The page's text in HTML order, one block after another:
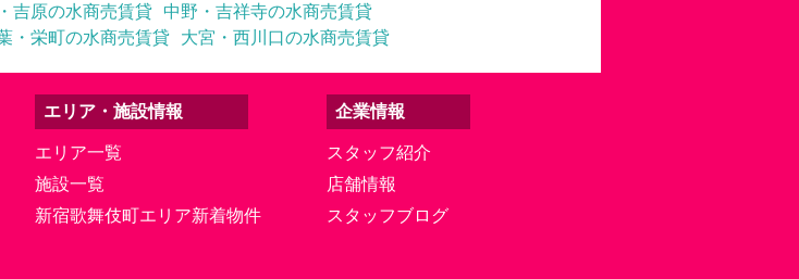
吉原の水商売賃貸 中野・吉祥寺の水商売賃貸
・栄町の水商売賃貸 大宮・西川口の水商売賃貸
エリア・施設情報
エリア一覧
施設一覧
新宿歌舞伎町エリア新着物件
企業情報
スタッフ紹介
店舗情報
スタッフブログ